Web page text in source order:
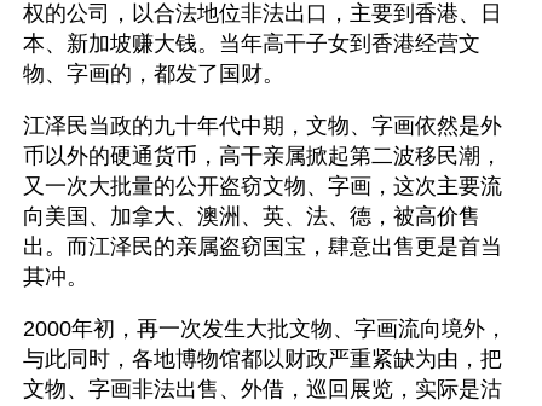
权的公司，以合法地位非法出口，主要到香港、日
本、新加坡赚大钱。当年高干子女到香港经营文
物、字画的，都发了国财。
江泽民当政的九十年代中期，文物、字画依然是外
币以外的硬通货币，高干亲属掀起第二波移民潮，
又一次大批量的公开盗窃文物、字画，这次主要流
向美国、加拿大、澳洲、英、法、德，被高价售
出。而江泽民的亲属盗窃国宝，肆意出售更是首当
其冲。
2000年初，再一次发生大批文物、字画流向境外，
与此同时，各地博物馆都以财政严重紧缺为由，把
文物、字画非法出售、外借，巡回展览，实际是沽